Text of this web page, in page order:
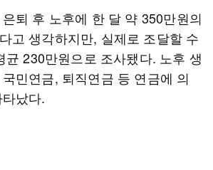
퇴 후 노후에 한 달 약 350만원의
고 생각하지만, 실제로 조달할 수
균 230만원으로 조사됐다. 노후 생
민연금, 퇴직연금 등 연금에 의
났다.